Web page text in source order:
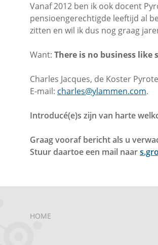
Vanaf 2012 ben ik ook docent
pensioengerechtigde leeftijd al
zitten en wil ik dus nog graag
Want: There is no business like
Charles Jacques, de Koster
E-mail: charles@ylammen.com.
Introducé(e)s zijn van harte
Graag vooraf bericht als u
Stuur daartoe een mail naar
HOME